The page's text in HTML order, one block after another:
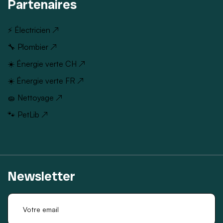
Partenaires
⚡ Électricien ↗
🔧 Plombier ↗
☀️ Énergie verte CH ↗
☀️ Énergie verte FR ↗
🧽 Nettoyage ↗
🐾 PetLib ↗
Newsletter